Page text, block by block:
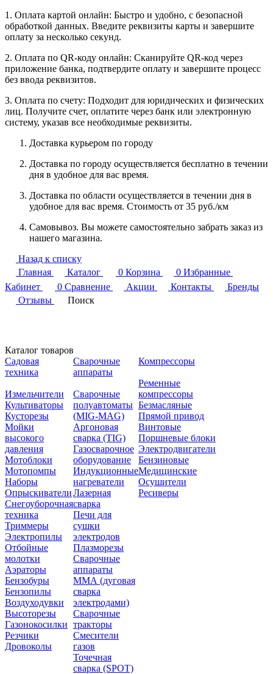
1. Оплата картой онлайн: Быстро и удобно, с безопасной
обработкой данных. Введите реквизиты карты и завершите
оплату за несколько секунд.
2. Оплата по QR-коду онлайн: Сканируйте QR-код через
приложение банка, подтвердите оплату и завершите процесс
без ввода реквизитов.
3. Оплата по счету: Подходит для юридических и физических
лиц. Получите счет, оплатите через банк или электронную
систему, указав все необходимые реквизиты.
Доставка курьером по городу
Доставка по городу осуществляется бесплатно в течении
дня в удобное для вас время.
Доставка по области осуществляется в течении дня в
удобное для вас время. Стоимость от 35 руб./км
Самовывоз. Вы можете самостоятельно забрать заказ из
нашего магазина.
Назад к списку
Главная
Каталог 0 Корзина 0 Избранные
Кабинет
0 Сравнение Акции Контакты
Бренды
Отзывы
Поиск
Каталог товаров
Садовая
техника
Измельчители
Культиваторы
Кусторезы
Мойки
высокого
давления
Мотоблоки
Мотопомпы
Наборы
Опрыскиватели
Снегоуборочная
техника
Триммеры
Электропилы
Отбойные
молотки
Аэраторы
Бензобуры
Бензопилы
Воздуходувки
Высоторезы
Газонокосилки
Резчики
Дровоколы
Сварочные
аппараты
Сварочные
полуавтоматы
(MIG-MAG)
Аргоновая
сварка (TIG)
Газосварочное
оборудование
Индукционные
нагреватели
Лазерная
сварка
Печи для
сушки
электродов
Плазморезы
Сварочные
аппараты
ММА (дуговая
сварка
электродами)
Сварочные
тракторы
Смесители
газов
Точечная
сварка (SPOT)
Компрессоры
Ременные
компрессоры
Безмасляные
Прямой привод
Винтовые
Поршневые блоки
Электродвигатели
Бензиновые
Медицинские
Осушители
Ресиверы